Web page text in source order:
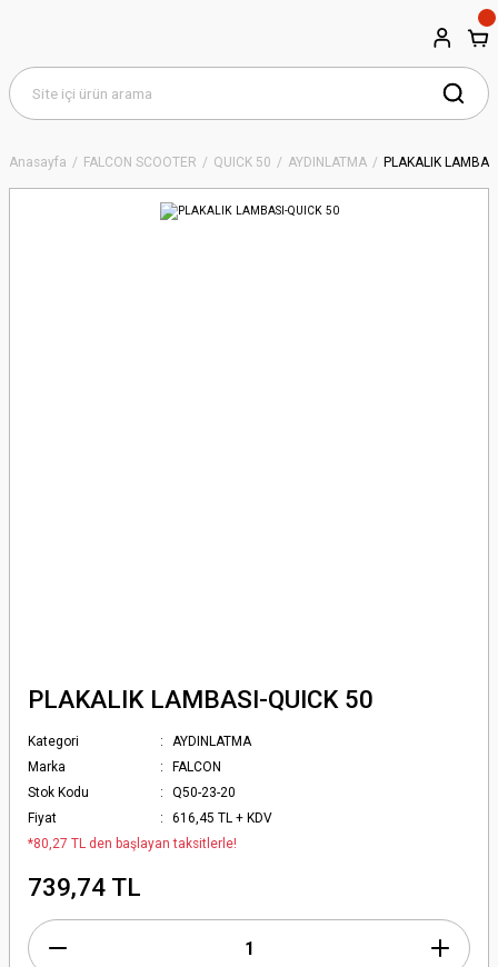
Anasayfa FALCON SCOOTER QUICK 50 AYDINLATMA PLAKALIK
PLAKALIK LAMBASI-QUICK 50
Kategori
AYDINLATMA
Marka
FALCON
Stok Kodu
Q50-23-20
Fiyat
616,45 TL + KDV
*80,27 TL den başlayan taksitlerle!
739,74 TL